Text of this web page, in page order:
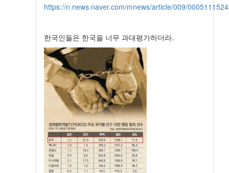
https://n.news.naver.com/mnews/article/009/0005111524
한국인들은 한국을 너무 과대평가하더라.